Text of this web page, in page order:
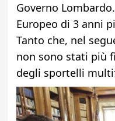
Governo
Europeo di 3 anni
Tanto che, nel
non sono stati più
degli sportelli